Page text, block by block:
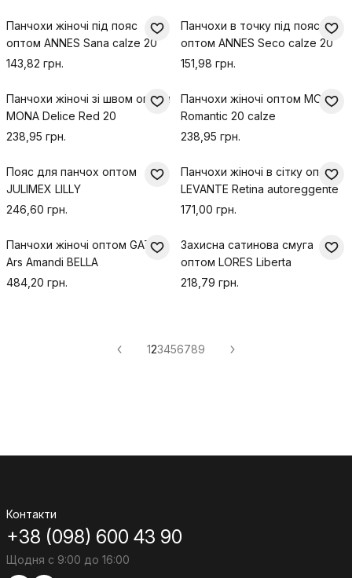
Панчохи жіночі під пояс
оптом ANNES Sana calze 20
143,82 грн.
Панчохи в точку під пояс
оптом ANNES Seco calze 20
151,98 грн.
Панчохи жіночі зі швом оптом
MONA Delice Red 20
238,95 грн.
Панчохи жіночі оптом MONA
Romantic 20 calze
238,95 грн.
Пояс для панчох оптом
JULIMEX LILLY
246,60 грн.
Панчохи жіночі в сітку оптом
LEVANTE Retina autoreggente
171,00 грн.
Панчохи жіночі оптом GATTA
Ars Amandi BELLA
484,20 грн.
Захисна сатинова смуга
оптом LORES Liberta
218,79 грн.
123456789
Контакти
+38 (098) 600 43 90
Щодня с 9:00 до 16:00